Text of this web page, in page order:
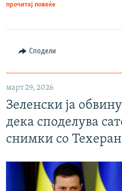
прочитај повеќе
Сподели
март 29, 2026
Зеленски ја
дека споделува
снимки со Техеран